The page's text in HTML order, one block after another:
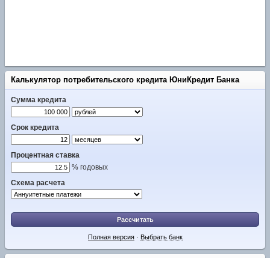
Калькулятор потребительского кредита ЮниКредит Банка
Сумма кредита
Срок кредита
Процентная ставка
% годовых
Схема расчета
Рассчитать
Полная версия· Выбрать банк